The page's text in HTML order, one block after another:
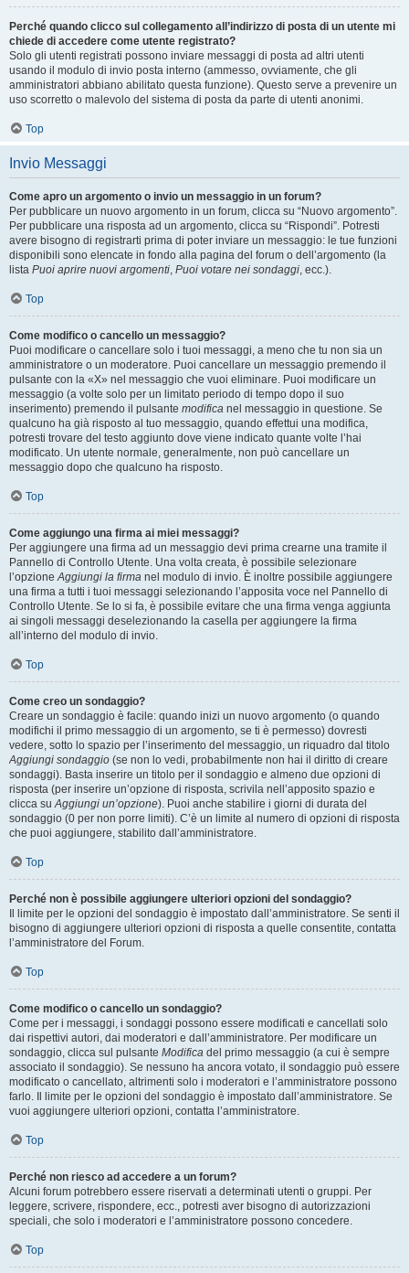
Perché quando clicco sul collegamento all’indirizzo di posta di un utente mi
chiede di accedere come utente registrato?
Solo gli utenti registrati possono inviare messaggi di posta ad altri utenti
usando il modulo di invio posta interno (ammesso, ovviamente, che gli
amministratori abbiano abilitato questa funzione). Questo serve a prevenire un
uso scorretto o malevolo del sistema di posta da parte di utenti anonimi.
Top
Invio Messaggi
Come apro un argomento o invio un messaggio in un forum?
Per pubblicare un nuovo argomento in un forum, clicca su “Nuovo argomento”.
Per pubblicare una risposta ad un argomento, clicca su “Rispondi”. Potresti
avere bisogno di registrarti prima di poter inviare un messaggio: le tue funzioni
disponibili sono elencate in fondo alla pagina del forum o dell’argomento (la
lista Puoi aprire nuovi argomenti, Puoi votare nei sondaggi, ecc.).
Top
Come modifico o cancello un messaggio?
Puoi modificare o cancellare solo i tuoi messaggi, a meno che tu non sia un
amministratore o un moderatore. Puoi cancellare un messaggio premendo il
pulsante con la «X» nel messaggio che vuoi eliminare. Puoi modificare un
messaggio (a volte solo per un limitato periodo di tempo dopo il suo
inserimento) premendo il pulsante modifica nel messaggio in questione. Se
qualcuno ha già risposto al tuo messaggio, quando effettui una modifica,
potresti trovare del testo aggiunto dove viene indicato quante volte l’hai
modificato. Un utente normale, generalmente, non può cancellare un
messaggio dopo che qualcuno ha risposto.
Top
Come aggiungo una firma ai miei messaggi?
Per aggiungere una firma ad un messaggio devi prima crearne una tramite il
Pannello di Controllo Utente. Una volta creata, è possibile selezionare
l’opzioneAggiungi la firma nel modulo di invio. È inoltre possibile aggiungere
una firma a tutti i tuoi messaggi selezionando l’apposita voce nel Pannello di
Controllo Utente. Se lo si fa, è possibile evitare che una firma venga aggiunta
ai singoli messaggi deselezionando la casella per aggiungere la firma
all’interno del modulo di invio.
Top
Come creo un sondaggio?
Creare un sondaggio è facile: quando inizi un nuovo argomento (o quando
modifichi il primo messaggio di un argomento, se ti è permesso) dovresti
vedere, sotto lo spazio per l’inserimento del messaggio, un riquadro dal titolo
Aggiungi sondaggio (se non lo vedi, probabilmente non hai il diritto di creare
sondaggi). Basta inserire un titolo per il sondaggio e almeno due opzioni di
risposta (per inserire un’opzione di risposta, scrivila nell’apposito spazio e
clicca suAggiungi un’opzione). Puoi anche stabilire i giorni di durata del
sondaggio (0 per non porre limiti). C’è un limite al numero di opzioni di risposta
che puoi aggiungere, stabilito dall’amministratore.
Top
Perché non è possibile aggiungere ulteriori opzioni del sondaggio?
Il limite per le opzioni del sondaggio è impostato dall’amministratore. Se senti il
bisogno di aggiungere ulteriori opzioni di risposta a quelle consentite, contatta
l’amministratore del Forum.
Top
Come modifico o cancello un sondaggio?
Come per i messaggi, i sondaggi possono essere modificati e cancellati solo
dai rispettivi autori, dai moderatori e dall’amministratore. Per modificare un
sondaggio, clicca sul pulsante Modifica del primo messaggio (a cui è sempre
associato il sondaggio). Se nessuno ha ancora votato, il sondaggio può essere
modificato o cancellato, altrimenti solo i moderatori e l’amministratore possono
farlo. Il limite per le opzioni del sondaggio è impostato dall’amministratore. Se
vuoi aggiungere ulteriori opzioni, contatta l’amministratore.
Top
Perché non riesco ad accedere a un forum?
Alcuni forum potrebbero essere riservati a determinati utenti o gruppi. Per
leggere, scrivere, rispondere, ecc., potresti aver bisogno di autorizzazioni
speciali, che solo i moderatori e l’amministratore possono concedere.
Top